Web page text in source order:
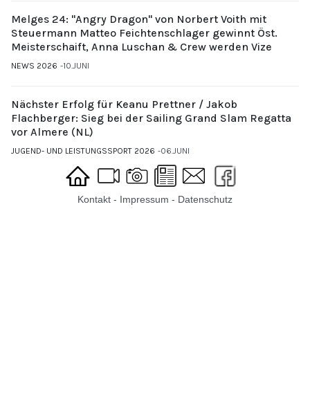
Melges 24: "Angry Dragon" von Norbert Voith mit
Steuermann Matteo Feichtenschlager gewinnt Öst.
Meisterschaift, Anna Luschan & Crew werden Vize
NEWS 2026 10.JUNI
Nächster Erfolg für Keanu Prettner / Jakob
Flachberger: Sieg bei der Sailing Grand Slam Regatta
vor Almere (NL)
JUGEND- UND LEISTUNGSSPORT 2026 06.JUNI
Kontakt - Impressum - Datenschutz